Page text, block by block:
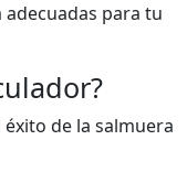
para tu
de la salmuera